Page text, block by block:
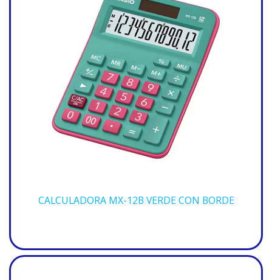
CALCULADORA MX-12B VERDE CON BORDE